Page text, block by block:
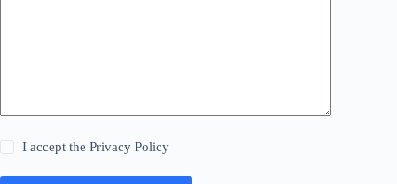
I accept thePrivacy Policy